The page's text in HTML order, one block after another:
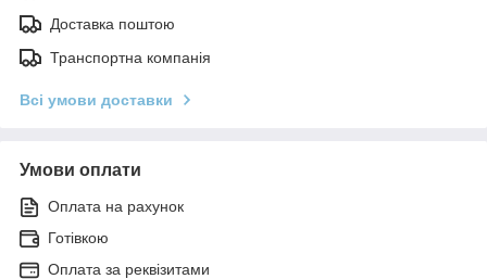
Доставка поштою
Транспортна компанія
Всі умови доставки
Умови оплати
Оплата на рахунок
Готівкою
Оплата за реквізитами